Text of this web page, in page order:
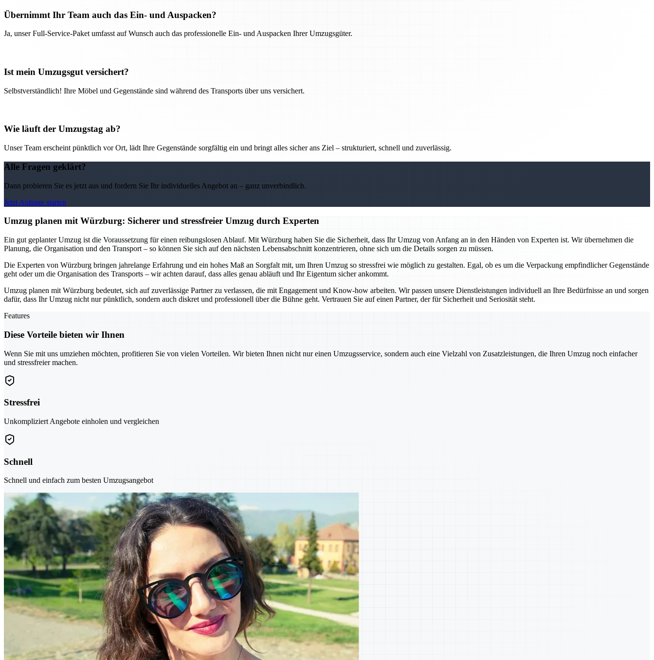
Übernimmt Ihr Team auch das Ein- und Auspacken?
Ja, unser Full-Service-Paket umfasst auf Wunsch auch das professionelle Ein- und Auspacken Ihrer Umzugsgüter.
Ist mein Umzugsgut versichert?
Selbstverständlich! Ihre Möbel und Gegenstände sind während des Transports über uns versichert.
Wie läuft der Umzugstag ab?
Unser Team erscheint pünktlich vor Ort, lädt Ihre Gegenstände sorgfältig ein und bringt alles sicher ans Ziel – strukturiert, schnell und zuverlässig.
Alle Fragen geklärt?
Dann probieren Sie es jetzt aus und fordern Sie Ihr individuelles Angebot an – ganz unverbindlich.
Jetzt Anfrage starten
Umzug planen mit Würzburg: Sicherer und stressfreier Umzug durch Experten
Ein gut geplanter Umzug ist die Voraussetzung für einen reibungslosen Ablauf. Mit Würzburg haben Sie die Sicherheit, dass Ihr Umzug von Anfang an in den Händen von Experten ist. Wir übernehmen die
Planung, die Organisation und den Transport – so können Sie sich auf den nächsten Lebensabschnitt konzentrieren, ohne sich um die Details sorgen zu müssen.
Die Experten von Würzburg bringen jahrelange Erfahrung und ein hohes Maß an Sorgfalt mit, um Ihren Umzug so stressfrei wie möglich zu gestalten. Egal, ob es um die Verpackung empfindlicher Gegenstände
geht oder um die Organisation des Transports – wir achten darauf, dass alles genau abläuft und Ihr Eigentum sicher ankommt.
Umzug planen mit Würzburg bedeutet, sich auf zuverlässige Partner zu verlassen, die mit Engagement und Know-how arbeiten. Wir passen unsere Dienstleistungen individuell an Ihre Bedürfnisse an und sorgen
dafür, dass Ihr Umzug nicht nur pünktlich, sondern auch diskret und professionell über die Bühne geht. Vertrauen Sie auf einen Partner, der für Sicherheit und Seriosität steht.
Features
Diese Vorteile bieten wir Ihnen
Wenn Sie mit uns umziehen möchten, profitieren Sie von vielen Vorteilen. Wir bieten Ihnen nicht nur einen Umzugsservice, sondern auch eine Vielzahl von Zusatzleistungen, die Ihren Umzug noch einfacher
und stressfreier machen.
Stressfrei
Unkompliziert Angebote einholen und vergleichen
Schnell
Schnell und einfach zum besten Umzugsangebot